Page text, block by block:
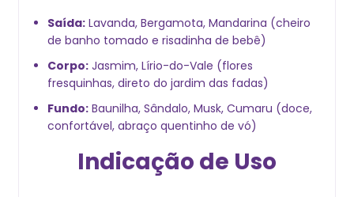
Saída: Lavanda, Bergamota, Mandarina (cheiro
de banho tomado e risadinha de bebê)
Corpo: Jasmim, Lírio-do-Vale (flores
fresquinhas, direto do jardim das fadas)
Fundo: Baunilha, Sândalo, Musk, Cumaru (doce,
confortável, abraço quentinho de vó)
Indicação de Uso